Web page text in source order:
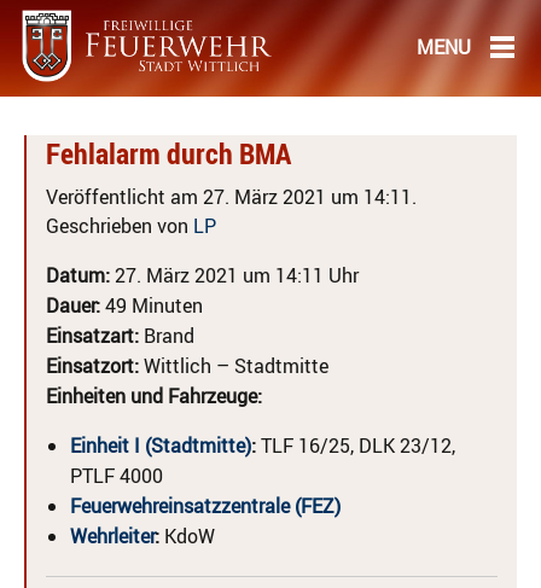
Fehlalarm durch BMA
Veröffentlicht am 27. März 2021 um 14:11.
Geschrieben von LP
Datum:27. März 2021 um 14:11 Uhr
Dauer:49 Minuten
Einsatzart: Brand
Einsatzort:Wittlich – Stadtmitte
Einheiten und Fahrzeuge:
Einheit I (Stadtmitte):TLF 16/25, DLK 23/12,
PTLF 4000
Feuerwehreinsatzzentrale (FEZ)
Wehrleiter: KdoW